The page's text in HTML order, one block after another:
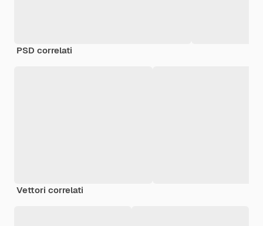
PSD correlati
Vettori correlati